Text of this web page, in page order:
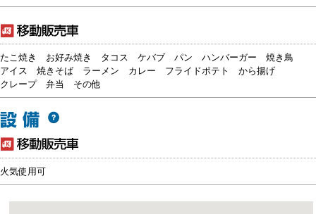
たこ焼き お好み焼き タコス ケバブ パン ハンバーガー
焼き鳥
アイス
焼きそば ラーメン カレー フライドポテト
から揚げ
クレープ
弁当 その他
火気使用可